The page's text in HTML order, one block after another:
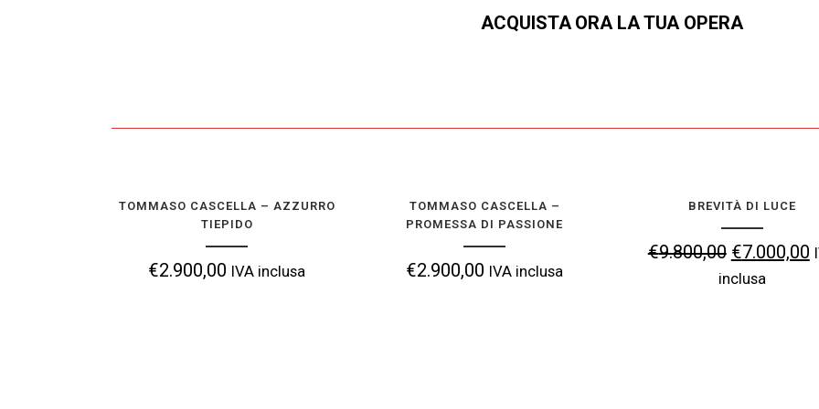
ACQUISTA ORA LA TUA OPERA
TOMMASO CASCELLA – AZZURRO
TIEPIDO
€2.900,00 IVA inclusa
TOMMASO CASCELLA – AZZURRO
TIEPIDO
€ 2.900,00 IVA inclusa
TOMMASO CASCELLA –
PROMESSA DI PASSIONE
€2.900,00 IVA inclusa
TOMMASO CASCELLA – PROMESSA DI
PASSIONE
€ 2.900,00 IVA inclusa
BREVITÀ DI LUCE
€9.800,00 Il
prezzo
€7.000,00Il
inclusa
BREVITÀ DI
€9.800,00Il
prezzo
€